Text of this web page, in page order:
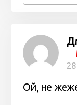
Ой, не